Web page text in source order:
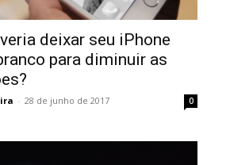
deixar seu iPhone
para diminuir as
- 28 de junho de 2017 0